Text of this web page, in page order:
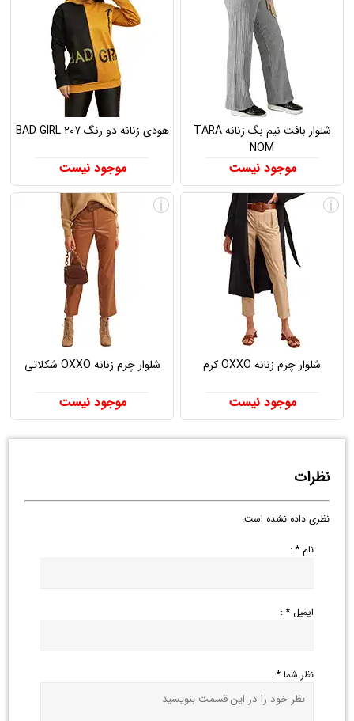
شلوار بافت نیم بگ زنانه TARA
NOM
موجود نیست
هودی زنانه دو رنگ BAD GIRL 207
موجود نیست
شلوار چرم زنانه OXXO کرم
موجود نیست
i
شلوار چرم زنانه OXXO شکلاتی
موجود نیست
i
نظرات
نظری داده نشده است.
نام * :
ایمیل * :
نظر شما * :